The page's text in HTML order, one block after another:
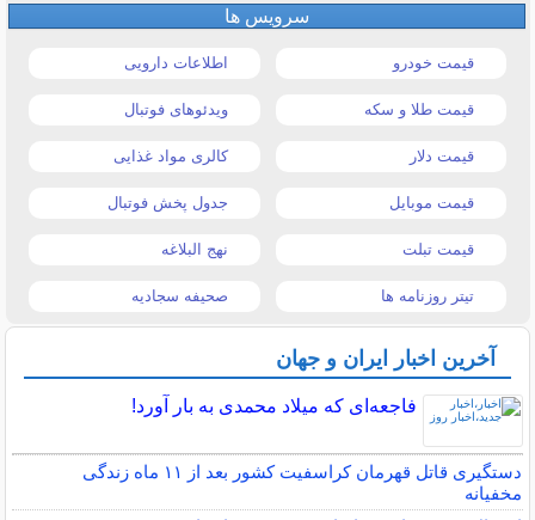
سرویس ها
قیمت خودرو اطلاعات دارویی
قیمت طلا و سکه ویدئوهای فوتبال
قیمت دلار کالری مواد غذایی
قیمت موبایل جدول پخش فوتبال
قیمت تبلت نهج البلاغه
تیتر روزنامه ها صحیفه سجادیه
آخرین اخبار ایران و جهان
فاجعه‌ای که میلاد محمدی به بار آورد!
دستگیری قاتل قهرمان کراسفیت کشور بعد از ۱۱ ماه زندگی
مخفیانه